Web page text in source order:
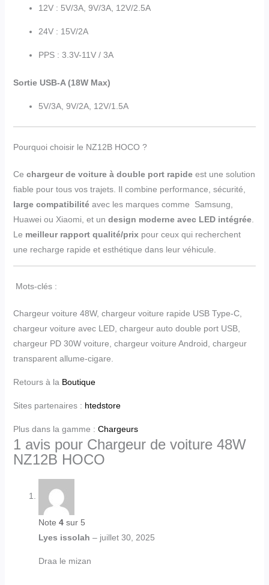
12V : 5V/3A, 9V/3A, 12V/2.5A
24V : 15V/2A
PPS : 3.3V-11V / 3A
Sortie USB-A (18W Max)
5V/3A, 9V/2A, 12V/1.5A
Pourquoi choisir le NZ12B HOCO ?
Ce chargeur de voiture à double port rapideest une solution
fiable pour tous vos trajets. Il combine performance, sécurité,
large compatibilitéavec les marques comme Samsung,
Huawei ou Xiaomi, et un design moderne avec LED intégrée.
Le meilleur rapport qualité/prix pour ceux qui recherchent
une recharge rapide et esthétique dans leur véhicule.
Mots-clés :
Chargeur voiture 48W, chargeur voiture rapide USB Type-C,
chargeur voiture avec LED, chargeur auto double port USB,
chargeur PD 30W voiture, chargeur voiture Android, chargeur
transparent allume-cigare.
Retours à la Boutique
Sites partenaires : htedstore
Plus dans la gamme : Chargeurs
1 avis pour Chargeur de voiture 48W
NZ12B HOCO
Note 4sur 5
Lyes issolah – juillet 30, 2025
Draa le mizan